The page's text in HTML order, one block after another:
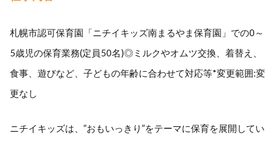
札幌市認可保育園「ニチイキッズ南まるやま保育園」での0～
5歳児の保育業務(定員50名)◎ミルクやオムツ交換、着替え、
食事、遊びなど、子どもの年齢に合わせて対応等*変更範囲:変
更なし
ニチイキッズは、”おもいっきり”をテーマに保育を展開してい